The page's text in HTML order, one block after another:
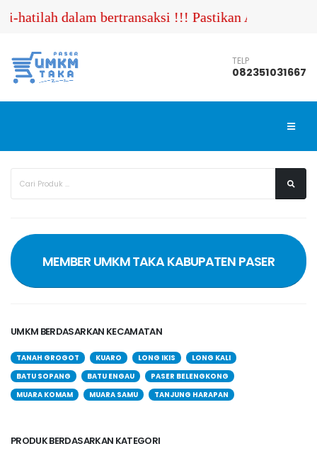
bertransaksi !!! Pastikan Anda menghubungi
TELP
082351031667
MEMBER UMKM TAKA KABUPATEN PASER
UMKM BERDASARKAN KECAMATAN
TANAH GROGOT KUARO LONG IKIS
LONG KALI
BATU SOPANG
BATU ENGAU
PASER BELENGKONG
MUARA KOMAM
MUARA SAMU TANJUNG HARAPAN
PRODUK BERDASARKAN KATEGORI